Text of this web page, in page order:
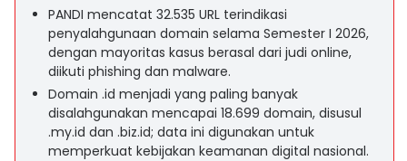
PANDI mencatat 32.535 URL terindikasi
penyalahgunaan domain selama Semester I 2026,
dengan mayoritas kasus berasal dari judi online,
diikuti phishing dan malware.
Domain .id menjadi yang paling banyak
disalahgunakan mencapai 18.699 domain, disusul
.my.id dan .biz.id; data ini digunakan untuk
memperkuat kebijakan keamanan digital nasional.